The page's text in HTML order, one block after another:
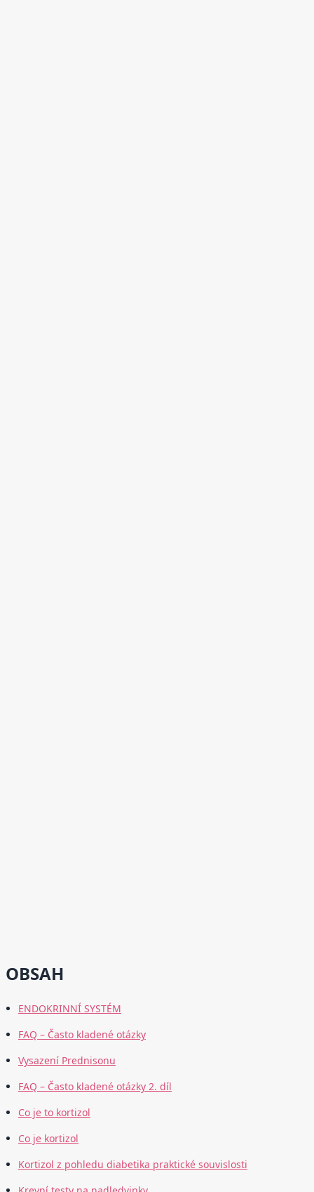
OBSAH
ENDOKRINNÍ SYSTÉM
FAQ – Často kladené otázky
Vysazení Prednisonu
FAQ – Často kladené otázky 2. díl
Co je to kortizol
Co je kortizol
Kortizol z pohledu diabetika praktické souvislosti